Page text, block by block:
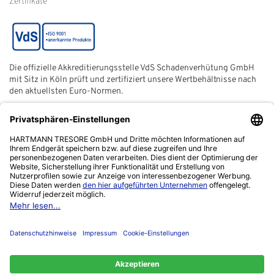
Die offizielle Akkreditierungsstelle VdS Schadenverhütung GmbH
mit Sitz in Köln prüft und zertifiziert unsere Wertbehältnisse nach
den aktuellsten Euro-Normen.
Der ECB (European Certification Body) ist eine neutrale und
unabhängige Zertifizierungsstelle der European Security
Systems Association e. V. (ESSA) mit Sitz in Frankfurt am Main.
Das Netzwerk "Zuhause sicher" ist ein gemeinnütziger Verein,
der Kriminalprävention einzusetzen.